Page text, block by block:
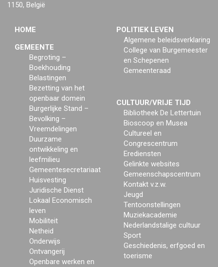
1150, België
HOME
GEMEENTE
Begroting –
Boekhouding
Belastingen
Bezetting van het
openbaar domein
Burgerlijke Stand –
Bevolking –
Vreemdelingen
Duurzame
ontwikkeling en
leefmilieu
Gemeentesecretariaat
Huisvesting
Juridische Dienst
Lokaal Economisch
leven
Mobiliteit
Netheid
Onderwijs
Ontvangerij
Openbare werken en
POLITIEK LEVEN
Algemene beleidsverklaring
College van Burgemeester
en Schepenen
Gemeenteraad
CULTUUR/VRIJE TIJD
Bibliotheek De Lettertuin
Bioscoop en Musea
Cultureel en
Congrescentrum
Erediensten
Gelinkte websites
Gemeenschapscentrum
Kontakt v.z.w.
Jeugd
Tentoonstellingen
Muziekacademie
Nederlandstalige cultuur
Sport
Geschiedenis, erfgoed en
toerisme